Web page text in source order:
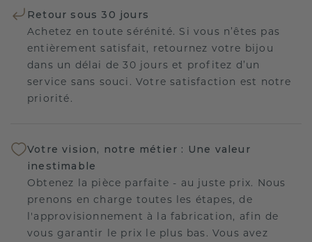
Retour sous 30 jours
Achetez en toute sérénité. Si vous n’êtes pas
entièrement satisfait, retournez votre bijou
dans un délai de 30 jours et profitez d’un
service sans souci. Votre satisfaction est notre
priorité.
Votre vision, notre métier : Une valeur
inestimable
Obtenez la pièce parfaite - au juste prix. Nous
prenons en charge toutes les étapes, de
l'approvisionnement à la fabrication, afin de
vous garantir le prix le plus bas. Vous avez